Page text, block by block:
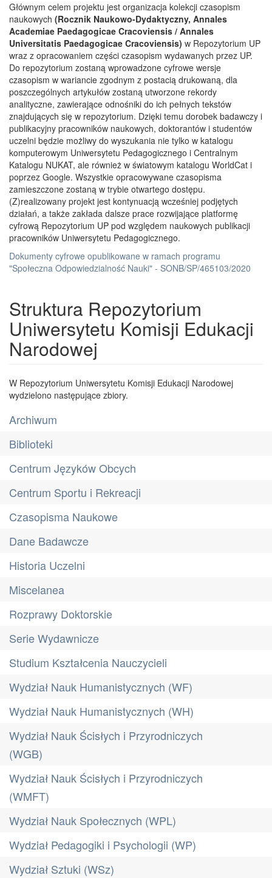
Głównym celem projektu jest organizacja kolekcji czasopism
naukowych (Rocznik Naukowo-Dydaktyczny, Annales
Academiae Paedagogicae Cracoviensis / Annales
Universitatis Paedagogicae Cracoviensis) w Repozytorium UP
wraz z opracowaniem części czasopism wydawanych przez UP.
Do repozytorium zostaną wprowadzone cyfrowe wersje
czasopism w wariancie zgodnym z postacią drukowaną, dla
poszczególnych artykułów zostaną utworzone rekordy
analityczne, zawierające odnośniki do ich pełnych tekstów
znajdujących się w repozytorium. Dzięki temu dorobek badawczy i
publikacyjny pracowników naukowych, doktorantów i studentów
uczelni będzie możliwy do wyszukania nie tylko w katalogu
komputerowym Uniwersytetu Pedagogicznego i Centralnym
Katalogu NUKAT, ale również w światowym katalogu WorldCat i
poprzez Google. Wszystkie opracowywane czasopisma
zamieszczone zostaną w trybie otwartego dostępu.
(Z)realizowany projekt jest kontynuacją wcześniej podjętych
działań, a także zakłada dalsze prace rozwijające platformę
cyfrową Repozytorium UP pod względem naukowych publikacji
pracowników Uniwersytetu Pedagogicznego.
Dokumenty cyfrowe opublikowane w ramach programu
"Społeczna Odpowiedzialność Nauki" - SONB/SP/465103/2020
Struktura Repozytorium
Uniwersytetu Komisji Edukacji
Narodowej
W Repozytorium Uniwersytetu Komisji Edukacji Narodowej
wydzielono następujące zbiory.
Archiwum
Biblioteki
Centrum Języków Obcych
Centrum Sportu i Rekreacji
Czasopisma Naukowe
Dane Badawcze
Historia Uczelni
Miscelanea
Rozprawy Doktorskie
Serie Wydawnicze
Studium Kształcenia Nauczycieli
Wydział Nauk Humanistycznych (WF)
Wydział Nauk Humanistycznych (WH)
Wydział Nauk Ścisłych i Przyrodniczych
(WGB)
Wydział Nauk Ścisłych i Przyrodniczych
(WMFT)
Wydział Nauk Społecznych (WPL)
Wydział Pedagogiki i Psychologii (WP)
Wydział Sztuki (WSz)